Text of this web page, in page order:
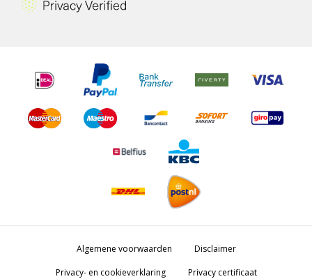
Algemene voorwaarden
Disclaimer
Privacy- en cookieverklaring
Privacy certificaat